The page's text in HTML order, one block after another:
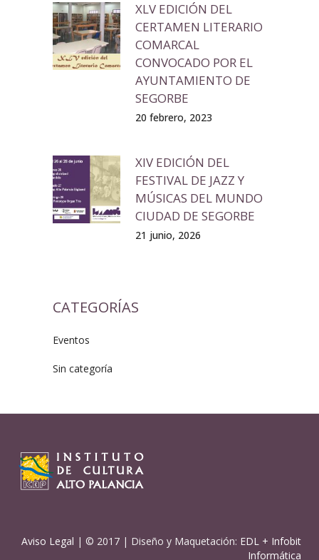
XLV EDICIÓN DEL
CERTAMEN LITERARIO
COMARCAL
CONVOCADO POR EL
AYUNTAMIENTO DE
SEGORBE
20 febrero, 2023
XIV EDICIÓN DEL
FESTIVAL DE JAZZ Y
MÚSICAS DEL MUNDO
CIUDAD DE SEGORBE
21 junio, 2026
CATEGORÍAS
Eventos
Sin categoría
Aviso Legal | © 2017 | Diseño y Maquetación: EDL + Infobit
Informática